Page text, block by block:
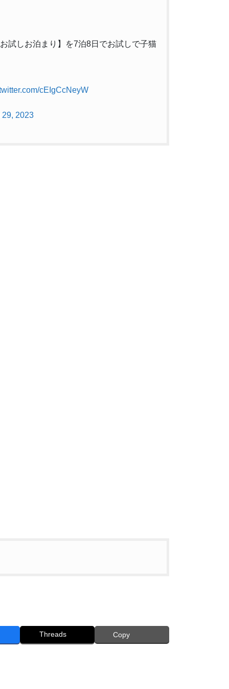
試しお泊まり】を7泊8日でお試しで子猫
cEIgCcNeyW
29, 2023
Threads Copy